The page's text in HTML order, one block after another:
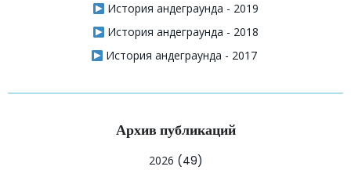
История андеграунда - 2019
История андеграунда - 2018
История андеграунда - 2017
Архив публикаций
2026 (49)